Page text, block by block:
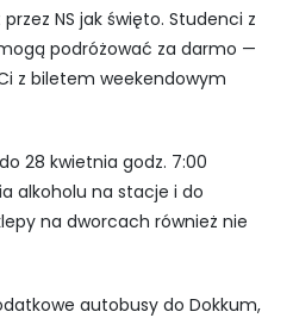
NS jak święto. Studenci z
podróżować za darmo —
z biletem weekendowym
28 kwietnia godz. 7:00
alkoholu na stacje i do
na dworcach również nie
autobusy do Dokkum,